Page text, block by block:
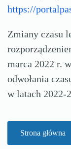
https://
Zmiany czasu
marca 2022 r.
odwołania
w latach 2022-
Strona główna